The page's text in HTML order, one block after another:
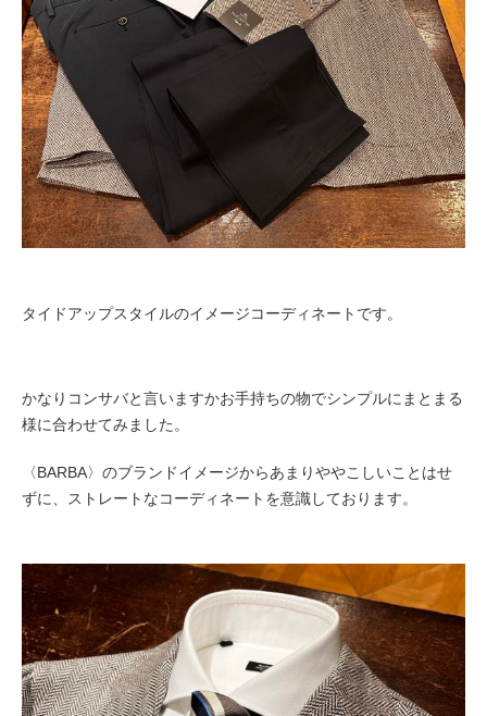
タイドアップスタイルのイメージコーディネートです。
かなりコンサバと言いますかお手持ちの物でシンプルにまとまる
様に合わせてみました。
〈BARBA〉のブランドイメージからあまりややこしいことはせ
ずに、ストレートなコーディネートを意識しております。